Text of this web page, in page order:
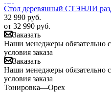
Стол деревянный СТЭНЛИ
32 990 руб.
от 32 990 руб.
Заказать
Наши менеджеры обязательно
условия заказа
Заказать
Наши менеджеры обязательно
условия заказа
Тонировка—Орех